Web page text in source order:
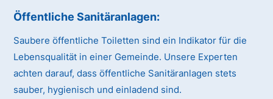
Öffentliche Sanitäranlagen:
Saubere öffentliche Toiletten sind ein Indikator für die
Lebensqualität in einer Gemeinde. Unsere Experten
achten darauf, dass öffentliche Sanitäranlagen stets
sauber, hygienisch und einladend sind.